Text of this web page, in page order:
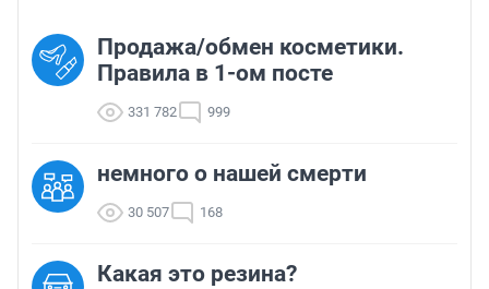
Продажа/обмен косметики.
Правила в 1-ом посте
331 782 999
немного о нашей смерти
30 507 168
Какая это резина?